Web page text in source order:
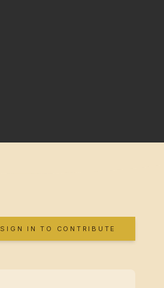
SIGN IN TO CONTRIBUTE